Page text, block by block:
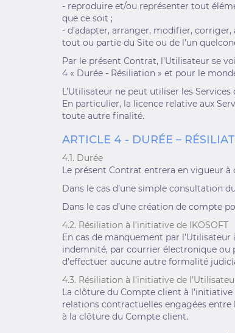
- reproduire et/ou représenter tout
que ce soit ;
- d’adapter, arranger, modifier,
tout ou partie du Site ou de l’un
Par le présent Contrat, l’Utilisateur se
4 « Durée - Résiliation » et pour le
L’Utilisateur ne peut utiliser les
En particulier, la licence relative aux
toute autre finalité.
ARTICLE 4 - DURÉE –
4.1. Durée
Le présent Contrat entrera en vigueur
Dans le cas d’une simple consultation
Dans le cas d’une création de compte
4.2. Résiliation à l’initiative de IKOSOFT
En cas de manquement par l’Utilisateur
indemnité, par courrier électronique ou
d'effectuer aucune autre formalité
4.3. Résiliation à l’initiative de
La clôture du Compte client à
relations contractuelles engagées
à la clôture du Compte client.